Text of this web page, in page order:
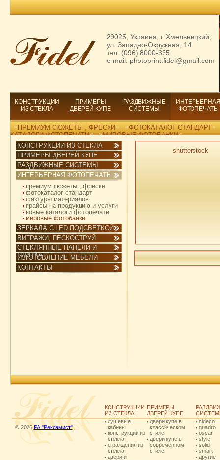
29025, Украина, г. Хмельницкий,
ул. Западно-Окружная, 14
тел: (096) 8000-335
e-mail: photoprint.fidel@gmail.com
КОНСТРУКЦИИ
ИЗ СТЕКЛА
ПРИМЕРЫ
ДВЕРЕЙ КУПЕ
РАЗДВИЖНЫЕ
СИСТЕМЫ
ИНТЕРЬЕРНАЯ
ФОТОПЕЧАТЬ
» ПРЕМИУМ СЮЖЕТЫ , ФРЕСКИ« »ФОТОКАТАЛОГ СТАНДАРТ«
КАТАЛОГИ ФОТОПЕЧАТИ« »МИРОВЫЕ ФОТОБАНКИ«
КОНСТРУКЦИИ ИЗ СТЕКЛА
ПРИМЕРЫ ДВЕРЕЙ КУПЕ
РАЗДВИЖНЫЕ СИСТЕМЫ
ИНТЕРЬЕРНАЯ ФОТОПЕЧАТЬ
премиум сюжеты , фрески
фотокаталог стандарт
фактуры материалов
прайсы на продукцию и услуги
новые каталоги фотопечати
мировые фотобанки
ЗЕРКАЛА С LED ПОДСВЕТКОЙ
ВИТРАЖИ, ПЕСКОСТРУЙ
СТЕКЛЯННЫЕ ПАНЕЛИ И
ПЛИТКА
ИЗГОТОВЛЕНИЕ МЕБЕЛИ
КОНТАКТЫ
shutterstock
© 2026 РА "Рекламист"
КОНСТРУКЦИИ
ИЗ СТЕКЛА
душевые
кабины
конструкции из
стекла
ограждения из
стекла
двери и
ПРИМЕРЫ
ДВЕРЕЙ КУПЕ
двери купе в
классическом
стиле
двери купе в
современном
стиле
cideco
quadro
oscar
style
solid
smart
другие